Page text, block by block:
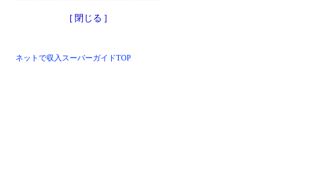
[ 閉じる ]
ネットで収入スーパーガイドTOP